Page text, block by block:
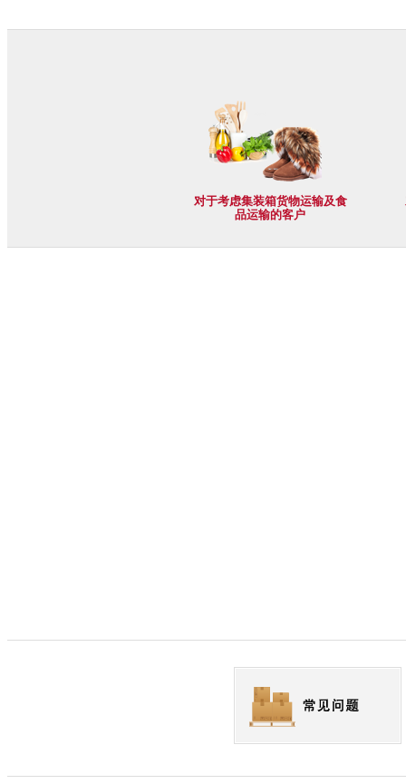
对于考虑集装箱货物运输及食
品运输的客户